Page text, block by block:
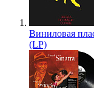
Виниловая
(LP)